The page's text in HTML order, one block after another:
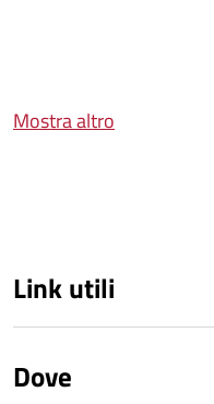
Mostra altro
Link utili
Dove